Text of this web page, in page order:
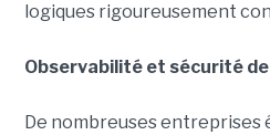
logiques rigoureusement
Observabilité et sécurité
De nombreuses entreprises